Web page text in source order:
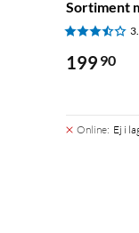
Sortiment
199 90
Online: Ej i